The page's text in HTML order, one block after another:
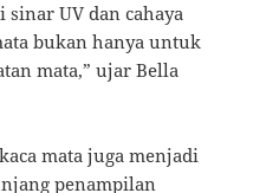
UV dan cahaya
bukan hanya untuk
mata,” ujar Bella
mata juga menjadi
penampilan